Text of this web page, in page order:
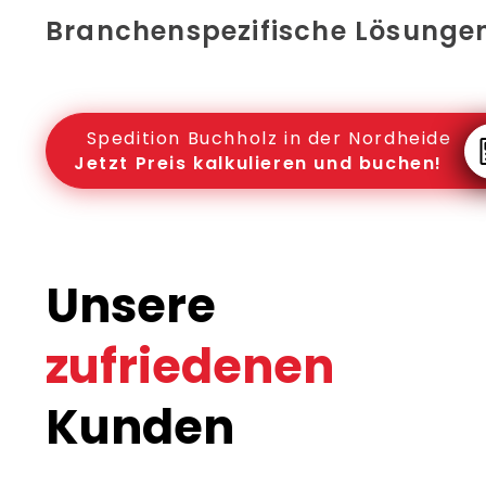
Branchenspezifische
Spedition Buchholz in der Nordheide
Jetzt Preis kalkulieren und buchen!
Unsere
zufriedenen
Kunden